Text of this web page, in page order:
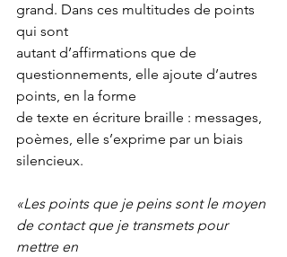
grand. Dans ces multitudes de points
qui sont
autant d’affirmations que de
questionnements, elle ajoute d’autres
points, en la forme
de texte en écriture braille : messages,
poèmes, elle s’exprime par un biais
silencieux.
«Les points que je peins sont le moyen
de contact que je transmets pour
mettre en